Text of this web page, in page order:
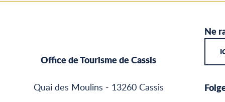
Office de Tourisme de Cassis
Quai des Moulins - 13260 Cassis
Ne